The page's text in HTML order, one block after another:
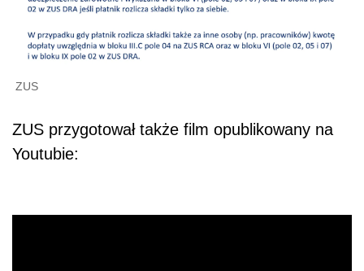
ZUS
ZUS przygotował także film opublikowany na
Youtubie: